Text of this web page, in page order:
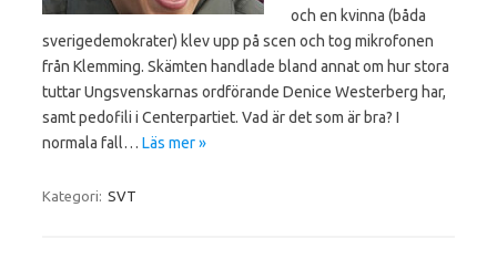
och en kvinna (båda
sverigedemokrater) klev upp på scen och tog mikrofonen
från Klemming. Skämten handlade bland annat om hur stora
tuttar Ungsvenskarnas ordförande Denice Westerberg har,
samt pedofili i Centerpartiet. Vad är det som är bra? I
normala fall… Läs mer »
Kategori: SVT